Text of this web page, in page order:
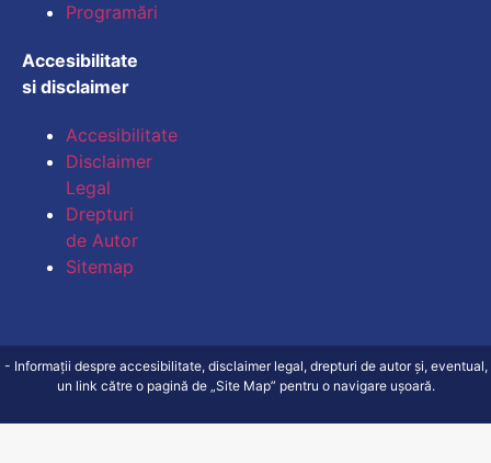
Programări
Accesibilitate
si disclaimer
Accesibilitate
Disclaimer
Legal
Drepturi
de Autor
Sitemap
- Informații despre accesibilitate, disclaimer legal, drepturi de autor și, eventual,
un link către o pagină de „Site Map” pentru o navigare ușoară.